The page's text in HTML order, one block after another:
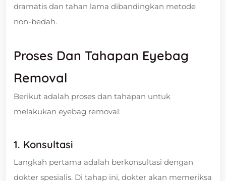
dramatis dan tahan lama dibandingkan metode
non-bedah.
Proses Dan Tahapan Eyebag
Removal
Berikut adalah proses dan tahapan untuk
melakukan eyebag removal:
1. Konsultasi
Langkah pertama adalah berkonsultasi dengan
dokter spesialis. Di tahap ini, dokter akan memeriksa